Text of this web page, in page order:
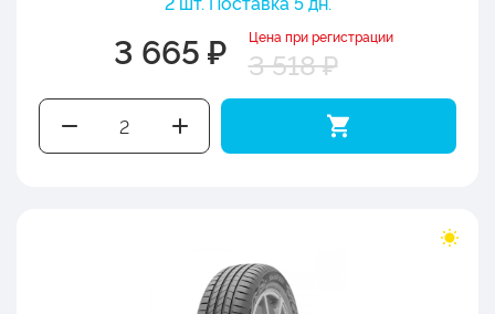
3 665 ₽ Цена при регистрации
3 518 ₽